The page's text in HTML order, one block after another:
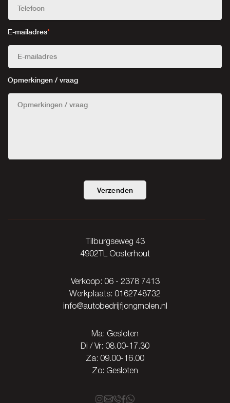
E-mailadres*
Opmerkingen / vraag
Verzenden
Tilburgseweg 43
4902TL Oosterhout
Verkoop: 06 - 2378 7413
Werkplaats: 0162748732
info@autobedrijfjongmolen.nl
Ma: Gesloten
Di / Vr: 08.00-17.30
Za: 09.00-16.00
Zo: Gesloten